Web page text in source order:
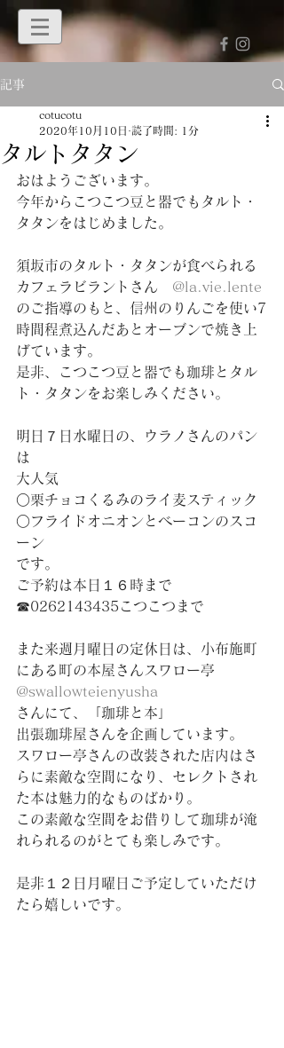
記事
タルトタタン
cotucotu
2020年10月10日 読了時間: 1分
おはようございます。
今年からこつこつ豆と器でもタルト・
タタンをはじめました。
須坂市のタルト・タタンが食べられる
カフェラビラントさん @la.vie.lente
のご指導のもと、信州のりんごを使い7
時間程煮込んだあとオーブンで焼き上
げています。
是非、こつこつ豆と器でも珈琲とタル
ト・タタンをお楽しみください。
明日７日水曜日の、ウラノさんのパン
は
大人気
○栗チョコくるみのライ麦スティック
○フライドオニオンとベーコンのスコ
ーン
です。
ご予約は本日１６時まで
☎︎0262143435こつこつまで
また来週月曜日の定休日は、小布施町
にある町の本屋さんスワロー亭
@swallowteienyusha
さんにて、「珈琲と本」
出張珈琲屋さんを企画しています。
スワロー亭さんの改装された店内はさ
らに素敵な空間になり、セレクトされ
た本は魅力的なものばかり。
この素敵な空間をお借りして珈琲が淹
れられるのがとても楽しみです。
是非１２日月曜日ご予定していただけ
たら嬉しいです。